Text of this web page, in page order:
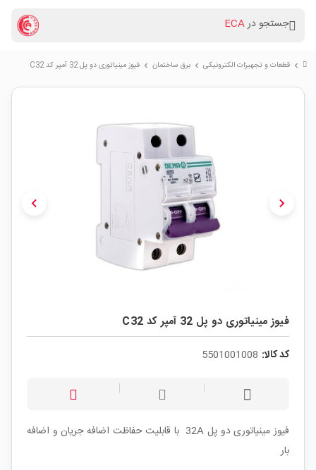
جستجو درECA
chevron_right قطعات و تجهیزات الکترونیکی chevron_right برق ساختمان chevron_right فیوز مینیاتوری دو پل 32 آمپر کد C32
chevron_left chevron_right
فیوز مینیاتوری دو پل 32 آمپر کد C32
کد کالا: 5501001008
فیوز مینیاتوری دو پل 32A با قابلیت حفاظت اضافه جریان و اضافه
بار